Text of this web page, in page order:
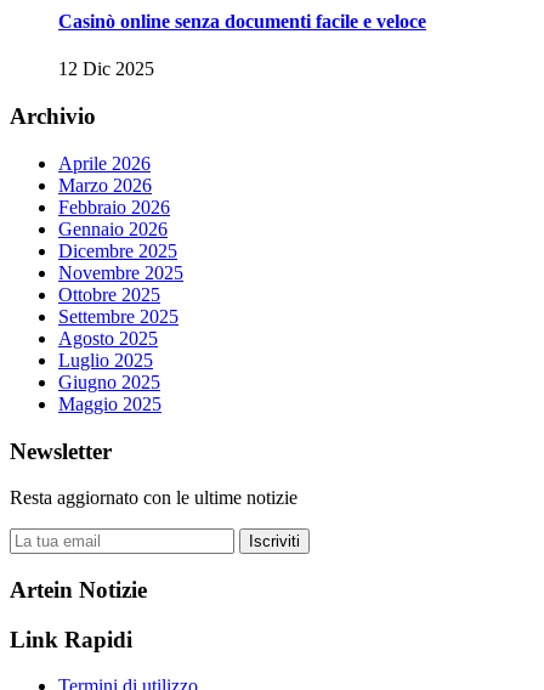
Casinò online senza documenti facile e veloce
12 Dic 2025
Archivio
Aprile 2026
Marzo 2026
Febbraio 2026
Gennaio 2026
Dicembre 2025
Novembre 2025
Ottobre 2025
Settembre 2025
Agosto 2025
Luglio 2025
Giugno 2025
Maggio 2025
Newsletter
Resta aggiornato con le ultime notizie
Iscriviti
Artein Notizie
Link Rapidi